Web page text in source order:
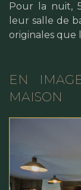
Pour la nuit,
leur salle de
originales que
EN
MAISON